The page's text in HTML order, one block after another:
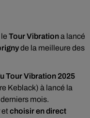
Tour Vibrationa lancé
de la meilleure des
Tour Vibration 2025
Keblack) à lancé la
mois.
etchoisir en direct